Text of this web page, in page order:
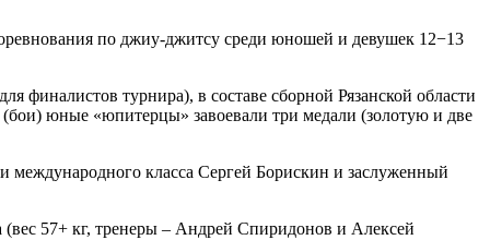
по джиу-джитсу среди юношей и девушек 12−13
финалистов турнира), в составе сборной Рязанской области
юные «юпитерцы» завоевали три медали (золотую и две
международного класса Сергей Борискин и заслуженный
57+ кг, тренеры – Андрей Спиридонов и Алексей